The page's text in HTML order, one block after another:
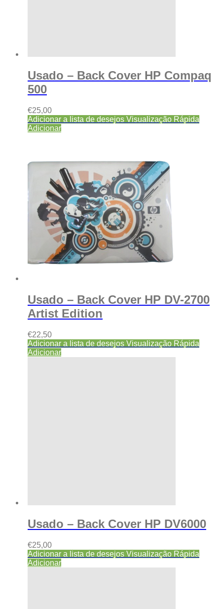
Usado – Back Cover HP Compaq
500
€25,00
Adicionar a lista de desejos Visualização Rápida
Adicionar
Usado – Back Cover HP DV-2700
Artist Edition
€22,50
Adicionar a lista de desejos Visualização Rápida
Adicionar
Usado – Back Cover HP DV6000
€25,00
Adicionar a lista de desejos Visualização Rápida
Adicionar